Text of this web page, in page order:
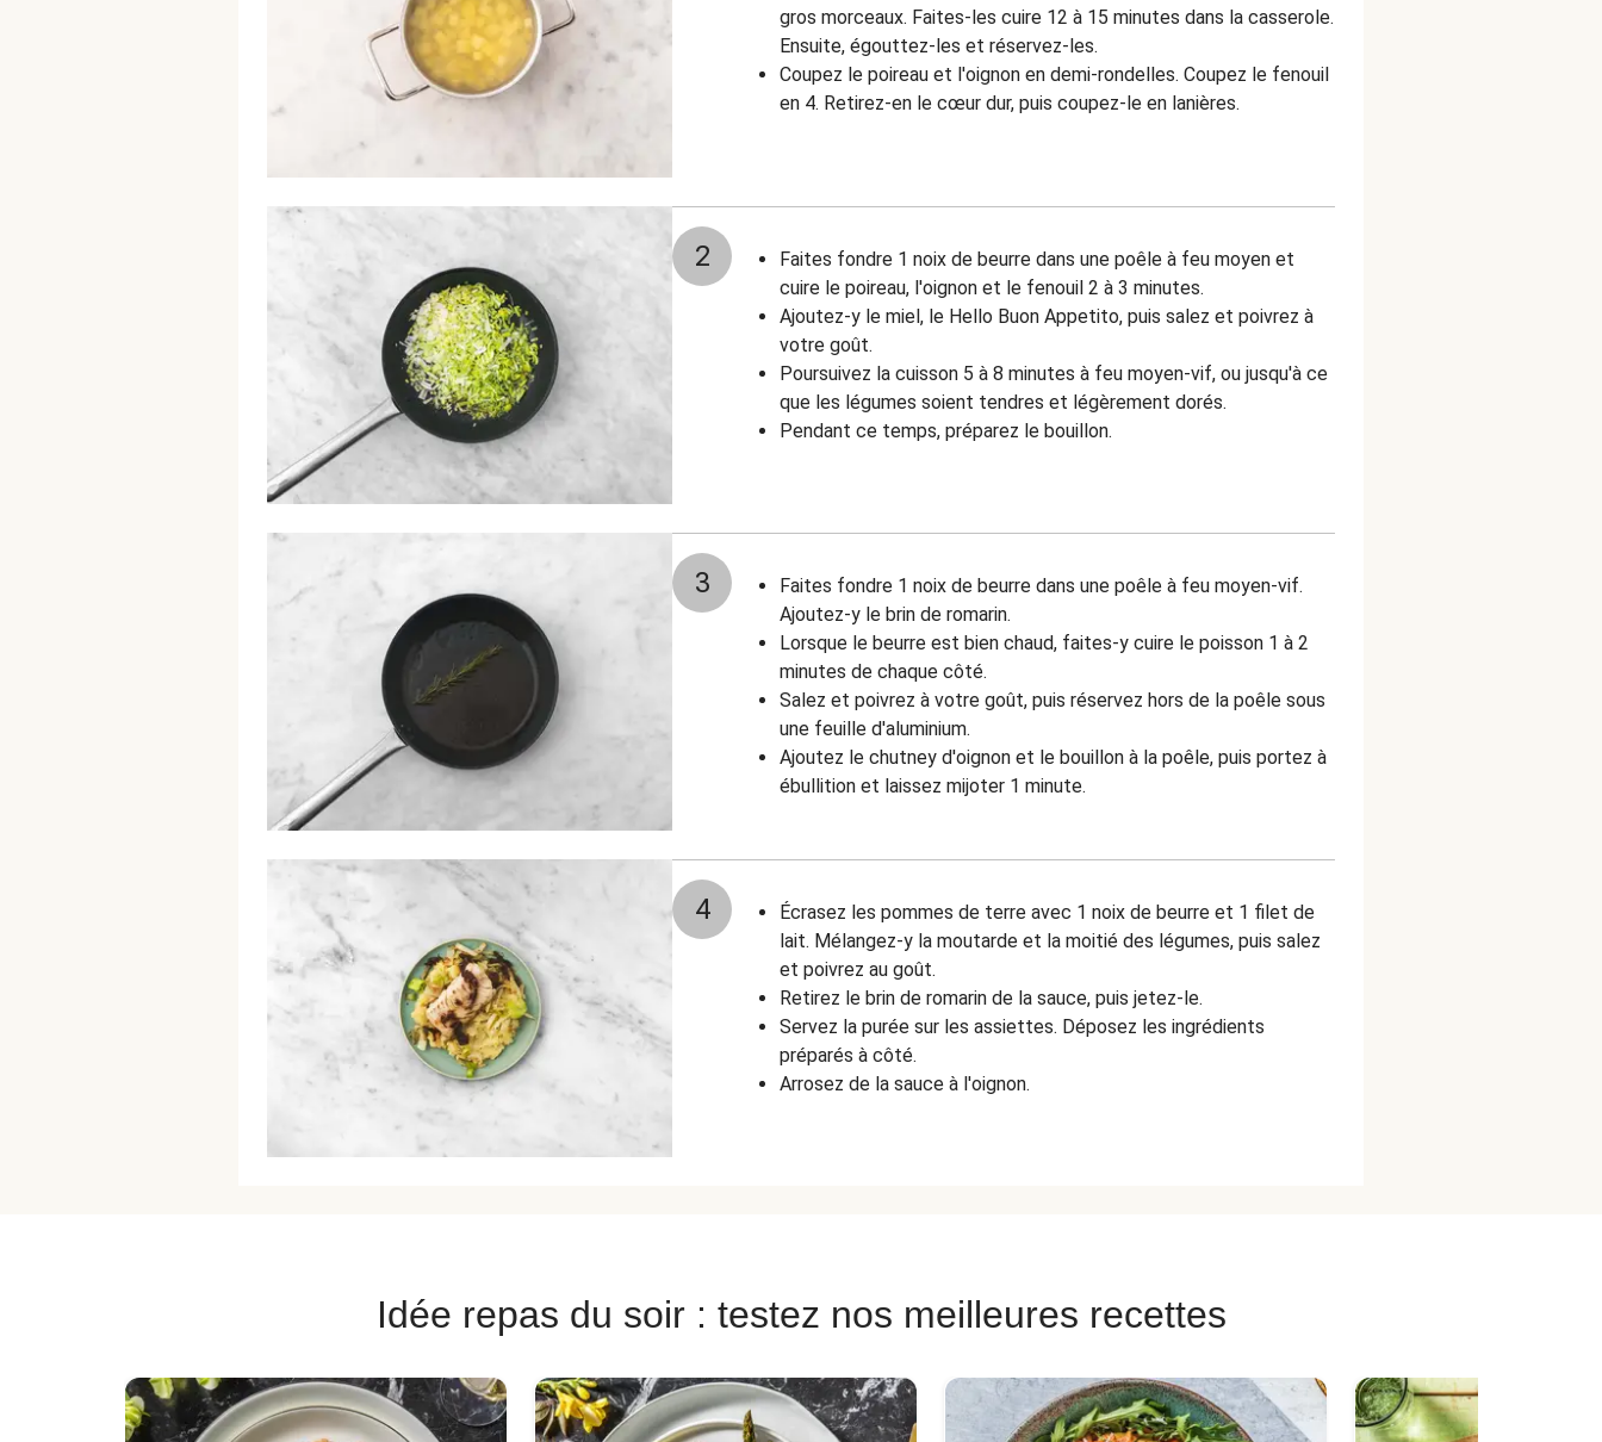
gros morceaux. Faites-les cuire 12 à 15 minutes dans la casserole.
Ensuite, égouttez-les et réservez-les.
Coupez le poireau et l'oignon en demi-rondelles. Coupez le fenouil
en 4. Retirez-en le cœur dur, puis coupez-le en lanières.
2
Faites fondre 1 noix de beurre dans une poêle à feu moyen et
cuire le poireau, l'oignon et le fenouil 2 à 3 minutes.
Ajoutez-y le miel, le Hello Buon Appetito, puis salez et poivrez à
votre goût.
Poursuivez la cuisson 5 à 8 minutes à feu moyen-vif, ou jusqu'à ce
que les légumes soient tendres et légèrement dorés.
Pendant ce temps, préparez le bouillon.
3
Faites fondre 1 noix de beurre dans une poêle à feu moyen-vif.
Ajoutez-y le brin de romarin.
Lorsque le beurre est bien chaud, faites-y cuire le poisson 1 à 2
minutes de chaque côté.
Salez et poivrez à votre goût, puis réservez hors de la poêle sous
une feuille d'aluminium.
Ajoutez le chutney d'oignon et le bouillon à la poêle, puis portez à
ébullition et laissez mijoter 1 minute.
4
Écrasez les pommes de terre avec 1 noix de beurre et 1 filet de
lait. Mélangez-y la moutarde et la moitié des légumes, puis salez
et poivrez au goût.
Retirez le brin de romarin de la sauce, puis jetez-le.
Servez la purée sur les assiettes. Déposez les ingrédients
préparés à côté.
Arrosez de la sauce à l'oignon.
Idée repas du soir : testez nos meilleures recettes